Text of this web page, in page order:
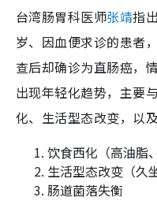
台湾肠胃科医师张靖指
岁、因血便求诊的患者
查后却确诊为直肠癌，
出现年轻化趋势，主要
化、生活型态改变，以
饮食西化（高油脂
生活型态改变（久
肠道菌落失衡